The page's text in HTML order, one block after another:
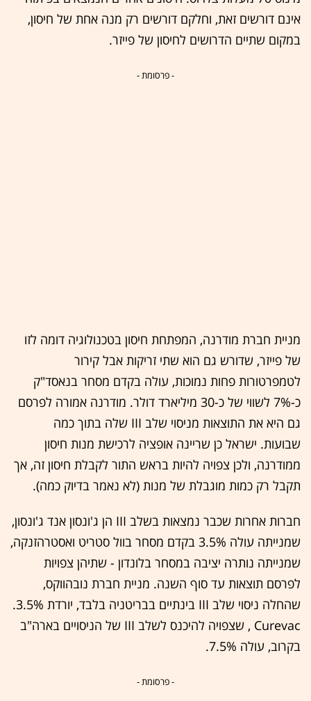
אינם דורשים זאת, וחלקם דורשים רק מנה אחת של חיסון,
במקום שתיים הדרושים לחיסון של פייזר.
- פרסומת -
מניית חברת מודרנה, המפתחת חיסון בטכנולוגיה דומה לזו
של פייזר, שדורש גם הוא שתי זריקות אבל קירור
לטמפרטורות פחות נמוכות, עולה בקדם מסחר בנאסד"ק
כ-7% לשווי של כ-30 מיליארד דולר. מודרנה אמורה לפרסם
גם היא את התוצאות מניסוי שלב III שלה בתוך כמה
שבועות. ישראל כן שריינה אופציה לרכישת מנות חיסון
ממודרנה, ולכן צפויה להיות בראש התור לקבלת חיסון זה, אך
תקבל רק כמות מוגבלת של מנות (לא נאמר בדיוק כמה).
חברות אחרות שכבר נמצאות בשלב III הן ג'ונסון אנד ג'ונסון,
שמנייתה עולה 3.5% בקדם מסחר בוול סטריט ואסטרהזנקה,
שמנייתה נותרה יציבה במסחר בלונדון - שתיהן צפויות
לפרסם תוצאות עד סוף השנה. מניית חברת נובהווקס,
שהחלה ניסוי שלב III בינתיים בבריטניה בלבד, יורדת 3.5%.
Curevac , שצפויה להיכנס לשלב III של הניסויים בארה"ב
בקרוב, עולה 7.5%.
- פרסומת -